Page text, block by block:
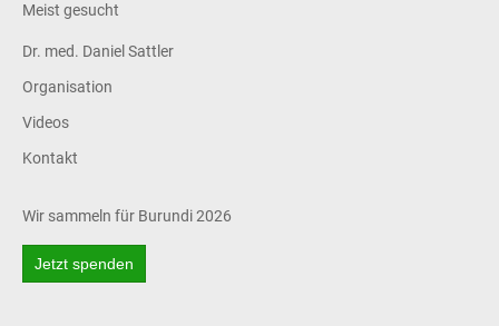
Meist gesucht
Dr. med. Daniel Sattler
Organisation
Videos
Kontakt
Wir sammeln für Burundi 2026
Jetzt spenden